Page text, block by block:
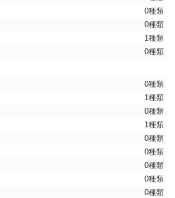
0種類
0種類
1種類
0種類
0種類
1種類
0種類
1種類
0種類
0種類
0種類
0種類
0種類